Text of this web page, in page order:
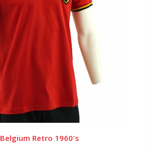
Belgium Retro 1960's